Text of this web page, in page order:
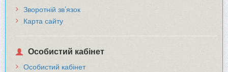
Зворотній зв’язок
Карта сайту
Особистий кабінет
Особистий кабінет